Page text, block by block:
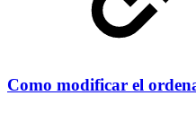
Como modificar el